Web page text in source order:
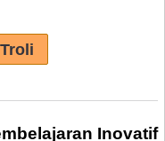
Inovatif